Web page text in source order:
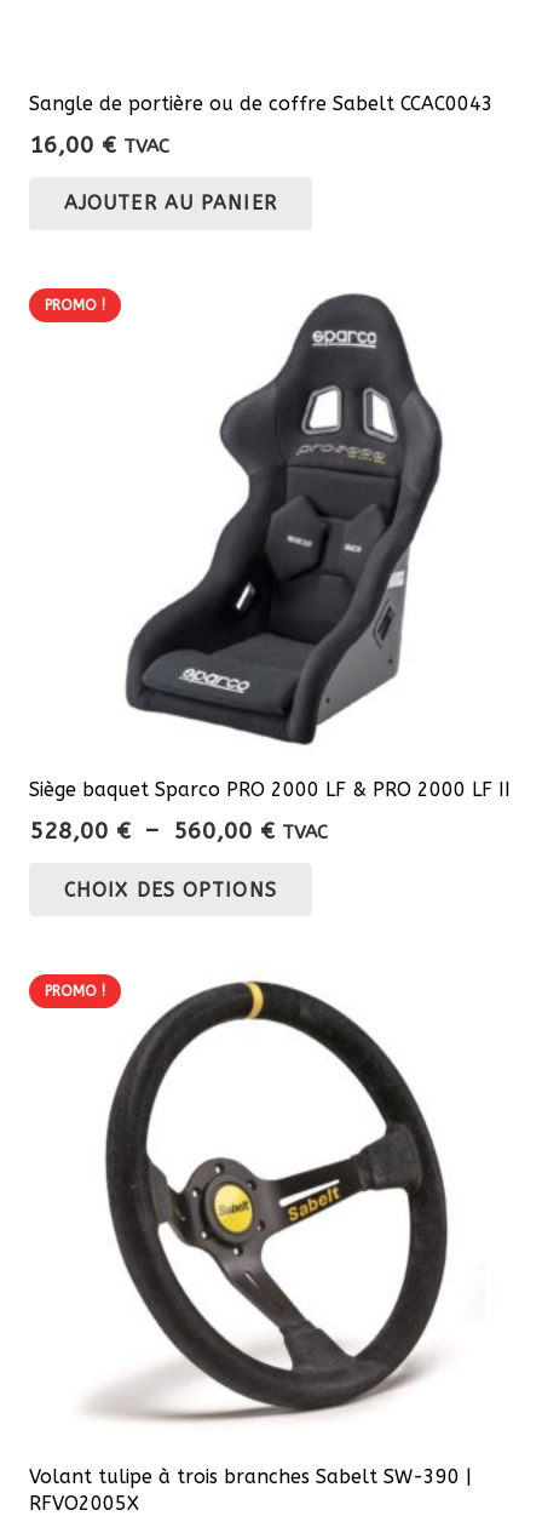
Sangle de portière ou de coffre Sabelt CCAC0043
16,00 € TVAC
AJOUTER AU PANIER
PROMO !
Siège baquet Sparco PRO 2000 LF & PRO 2000 LF II
528,00 € – 560,00 €Plage
prix :
560,00 €
TVAC
CHOIX DES OPTIONS
variations.
Les
options
peuvent
choisies
sur
produit
PROMO !
Volant tulipe à trois branches Sabelt SW-390 |
RFVO2005X